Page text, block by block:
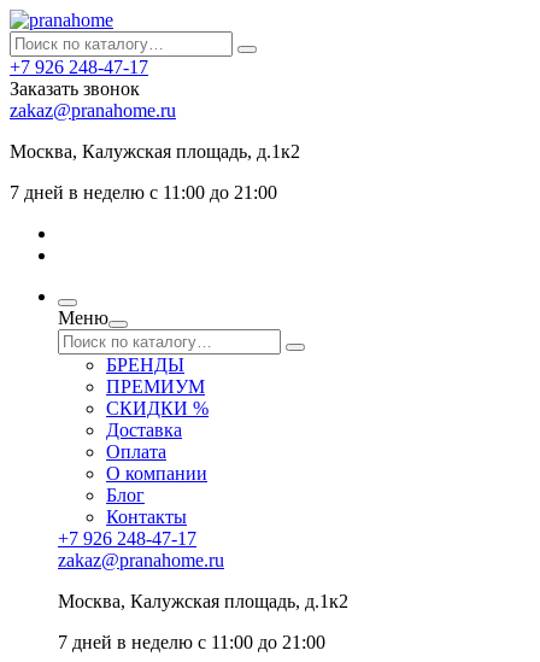
+7 926 248-47-17
Заказать звонок
zakaz@pranahome.ru
Москва, Калужская площадь, д.1к2
7 дней в неделю с 11:00 до 21:00
Меню
БРЕНДЫ
ПРЕМИУМ
СКИДКИ %
Доставка
Оплата
О компании
Блог
Контакты
+7 926 248-47-17
zakaz@pranahome.ru
Москва, Калужская площадь, д.1к2
7 дней в неделю с 11:00 до 21:00